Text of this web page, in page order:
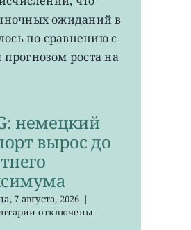
до
0,2%
ожиданий в
по сравнению с
роста на
немецкий
вырос до
7 августа, 2026 |
котключены